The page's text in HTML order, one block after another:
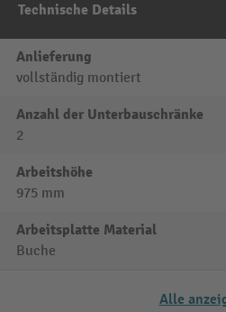
Technische Details
Anlieferung
vollständig montiert
Anzahl der Unterbauschränke
2
Arbeitshöhe
975 mm
Arbeitsplatte Material
Buche
Alle